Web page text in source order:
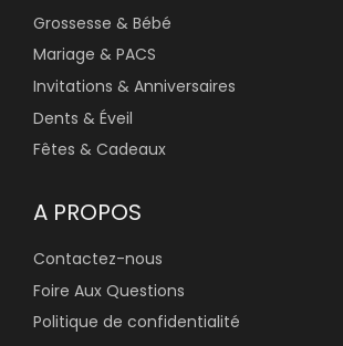
Grossesse & Bébé
Mariage & PACS
Invitations & Anniversaires
Dents & Éveil
Fêtes & Cadeaux
A PROPOS
Contactez-nous
Foire Aux Questions
Politique de confidentialité